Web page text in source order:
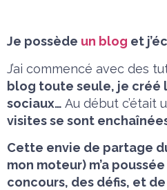
Je possède un blog et
J’ai commencé avec des
blog toute seule, je créé
sociaux… Au début c’était
visites se sont
Cette envie de partage
mon moteur) m’a
concours, des défis, et